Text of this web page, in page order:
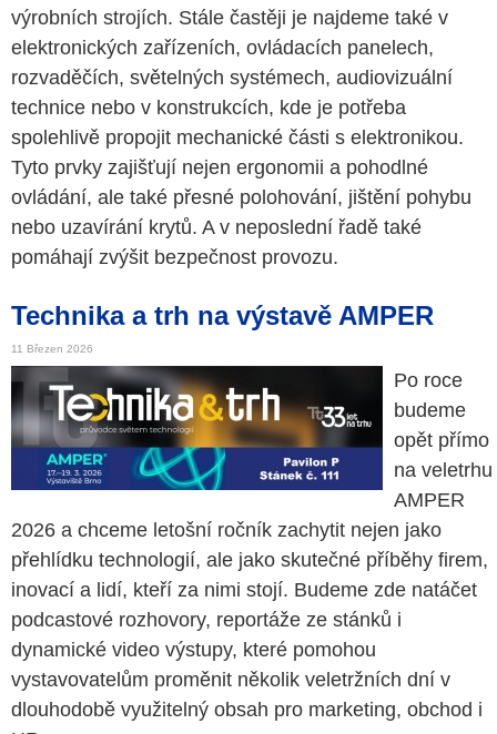
výrobních strojích. Stále častěji je najdeme také v
elektronických zařízeních, ovládacích panelech,
rozvaděčích, světelných systémech, audiovizuální
technice nebo v konstrukcích, kde je potřeba
spolehlivě propojit mechanické části s elektronikou.
Tyto prvky zajišťují nejen ergonomii a pohodlné
ovládání, ale také přesné polohování, jištění pohybu
nebo uzavírání krytů. A v neposlední řadě také
pomáhají zvýšit bezpečnost provozu.
Technika a trh na výstavě AMPER
11 Březen 2026
Po roce
budeme
opět přímo
na veletrhu
AMPER
2026 a chceme letošní ročník zachytit nejen jako
přehlídku technologií, ale jako skutečné příběhy firem,
inovací a lidí, kteří za nimi stojí. Budeme zde natáčet
podcastové rozhovory, reportáže ze stánků i
dynamické video výstupy, které pomohou
vystavovatelům proměnit několik veletržních dní v
dlouhodobě využitelný obsah pro marketing, obchod i